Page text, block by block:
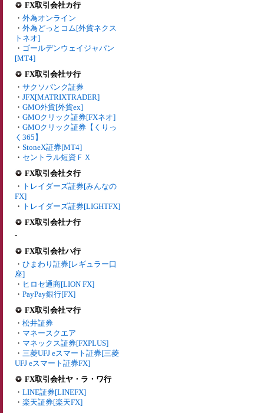
FX取引会社カ行
・ 外為オンライン
・ 外為どっとコム[外貨ネクス
トネオ]
・ ゴールデンウェイジャパン
[MT4]
FX取引会社サ行
・ サクソバンク証券
・ JFX[MATRIXTRADER]
・ GMO外貨[外貨ex]
・ GMOクリック証券[FXネオ]
・ GMOクリック証券【くりっ
く365】
・ StoneX証券[MT4]
・ セントラル短資ＦＸ
FX取引会社タ行
・ トレイダーズ証券[みんなの
FX]
・ トレイダーズ証券[LIGHTFX]
FX取引会社ナ行
-
FX取引会社ハ行
・ ひまわり証券[レギュラー口
座]
・ ヒロセ通商[LION FX]
・ PayPay銀行[FX]
FX取引会社マ行
・ 松井証券
・ マネースクエア
・ マネックス証券[FXPLUS]
・ 三菱UFJ eスマート証券[三菱
UFJ eスマート証券FX]
FX取引会社ヤ・ラ・ワ行
・ LINE証券[LINEFX]
・ 楽天証券[楽天FX]